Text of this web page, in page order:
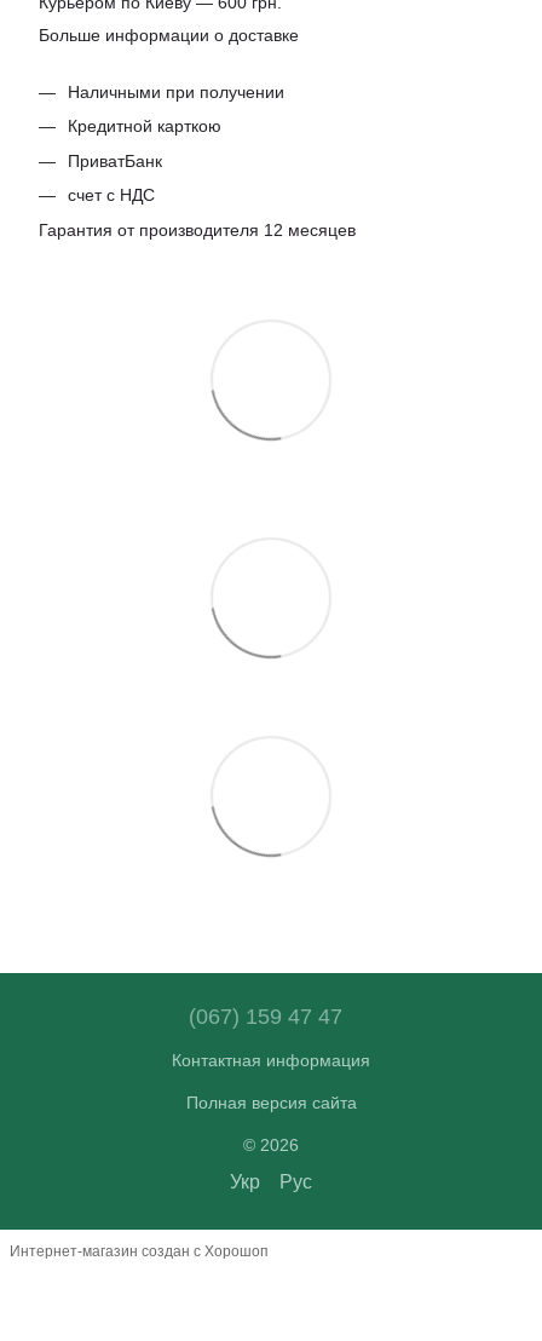
Больше информации о доставке
Наличными при получении
Кредитной карткою
ПриватБанк
счет с НДС
Гарантия от производителя 12 месяцев
(067) 159 47 47
Контактная информация
Полная версия сайта
© 2026
Укр Рус
Интернет-магазин создан с Хорошоп